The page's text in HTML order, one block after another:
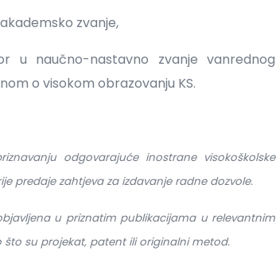
zvanje,
u naučno-nastavno zvanje vanrednog
o visokom obrazovanju KS.
odgovarajuće inostrane visokoškolske
predaje zahtjeva za izdavanje radne dozvole.
u priznatim publikacijama u relevantnim
su projekat, patent ili originalni metod.